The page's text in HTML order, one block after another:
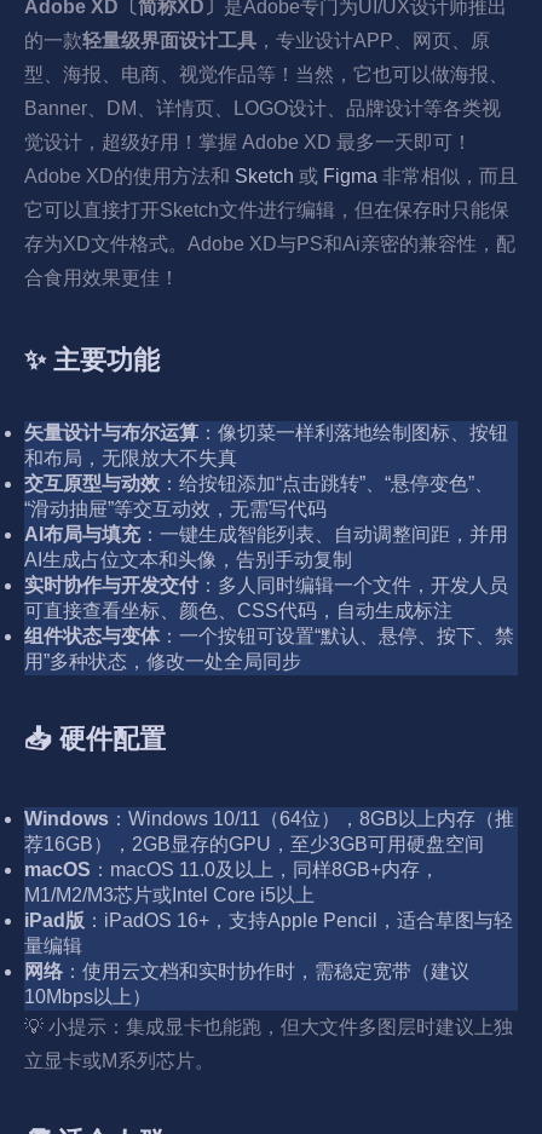
Adobe XD〔简称XD〕 是Adobe专门为UI/UX设计师推出
的一款轻量级界面设计工具 ，专业设计APP、网页、原
型、海报、电商、视觉作品等！当然，它也可以做海报、
Banner、DM、详情页、LOGO设计、品牌设计等各类视
觉设计，超级好用！掌握 Adobe XD 最多一天即可！
Adobe XD的使用方法和 Sketch 或 Figma 非常相似，而且
它可以直接打开Sketch文件进行编辑，但在保存时只能保
存为XD文件格式。Adobe XD与PS和Ai亲密的兼容性，配
合食用效果更佳！
✨ 主要功能
矢量设计与布尔运算 ：像切菜一样利落地绘制图标、按钮
和布局，无限放大不失真
交互原型与动效 ：给按钮添加“点击跳转”、“悬停变色”、
“滑动抽屉”等交互动效，无需写代码
AI布局与填充：一键生成智能列表、自动调整间距，并用
AI生成占位文本和头像，告别手动复制
实时协作与开发交付：多人同时编辑一个文件，开发人员
可直接查看坐标、颜色、CSS代码，自动生成标注
组件状态与变体：一个按钮可设置“默认、悬停、按下、禁
用”多种状态，修改一处全局同步
📥 硬件配置
Windows ：Windows 10/11（64位），8GB以上内存（推
荐16GB），2GB显存的GPU，至少3GB可用硬盘空间
macOS ：macOS 11.0及以上，同样8GB+内存，
M1/M2/M3芯片或Intel Core i5以上
iPad版 ：iPadOS 16+，支持Apple Pencil，适合草图与轻
量编辑
网络 ：使用云文档和实时协作时，需稳定宽带（建议
10Mbps以上）
💡 小提示：集成显卡也能跑，但大文件多图层时建议上独
立显卡或M系列芯片。